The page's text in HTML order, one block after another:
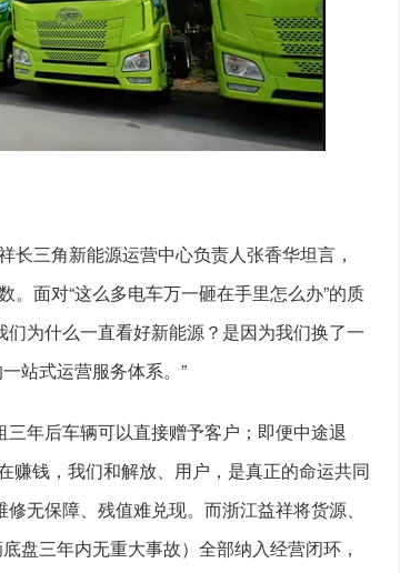
三角新能源运营中心负责人张香华坦言，
面对“这么多电车万一砸在手里怎么办”的质
为什么一直看好新能源？是因为我们换了一
站式运营服务体系。”
年后车辆可以直接赠予客户；即便中途退
赚钱，我们和解放、用户，是真正的命运共同
无保障、残值难兑现。而浙江益祥将货源、
盘三年内无重大事故）全部纳入经营闭环，